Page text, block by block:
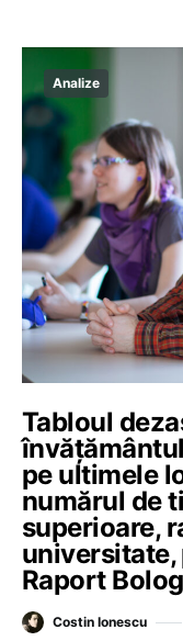
Analize
Tabloul
pe ultimele
numărul de
superioare,
universitate,
Raport
Costin Ionescu